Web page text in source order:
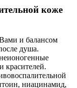
коже
и балансом
душа.
красителей.
ниацинамид,